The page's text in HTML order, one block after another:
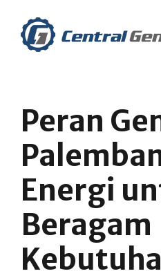
content
Peran
Energi
Beragam